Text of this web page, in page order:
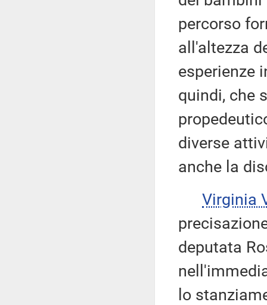
percorso
all'altezza
esperienze
quindi, che
diverse
anche la
Virginia
deputata
lo